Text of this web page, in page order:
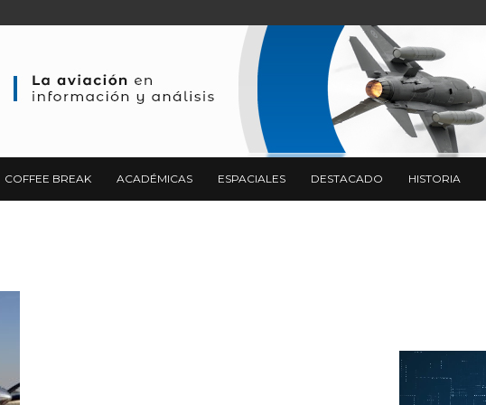
COFFEE BREAK ACADÉMICAS ESPACIALES DESTACADO HISTORIA